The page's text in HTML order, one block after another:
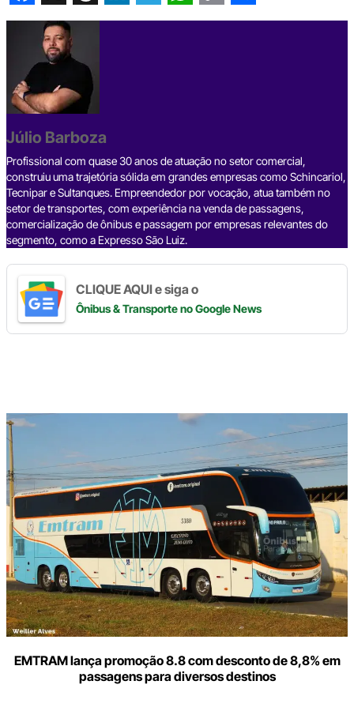
F
e
b
o
o
k
X T
h
r
e
a
d
s
L
d
I
n
T
a
m
W
p
p
C
n
k
S
Júlio Barboza
Profissional com quase 30 anos de atuação no setor comercial,
construiu uma trajetória sólida em grandes empresas como Schincariol,
Tecnipar e Sultanques. Empreendedor por vocação, atua também no
setor de transportes, com experiência na venda de passagens,
comercialização de ônibus e passagem por empresas relevantes do
segmento, como a Expresso São Luiz.
CLIQUE AQUI e siga o
Ônibus & Transporteno Google News
EMTRAM lança promoção 8.8 com desconto de 8,8% em
passagens para diversos destinos
Digite
aqui
o
seu
e-
mail